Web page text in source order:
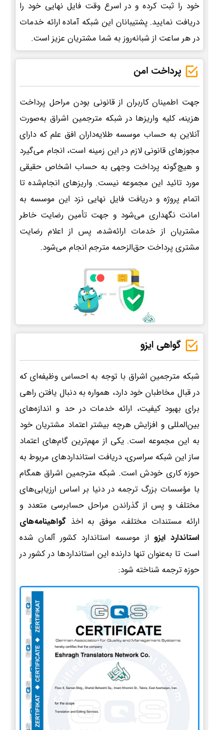
خود را ثبت کرده و در اسرع وقت فایل نهایی خود را
دریافت نمایید. پشتیبانان این شبکه آماده ارائه خدمات
در هر ساعت از شبانه‌روز به شما مشتریان عزیز است.
پرداخت امن
جهت اطمینان کاربران از قانونی بودن مراحل پرداخت
هزینه، کلیه واریزها در شبکه مترجمین اشراق به‌صورت
آنلاین به حساب موسسه طلایه‌داران افق علم که دارای
مجوزهای قانونی لازم در این زمینه است، انجام می‌گیرد
و هیچ‌گونه پرداخت وجهی به حساب اشخاص حقیقی
مورد تائید این مجموعه نیست. واریزهای انجام‌شده تا
اتمام پروژه و دریافت فایل نهایی نزد این موسسه به
امانت نگهداری می‌شود و جهت تأمین رضایت خاطر
مشتریان از خدمات ارائه‌شده، پس از اعلام رضایت
مشتری پرداخت حق‌الزحمه مترجم انجام می‌شود.
گواهی ایزو
شبکه مترجمین اشراق با توجه به احساس وظیفه‌ای که
در قبال مخاطبان خود دارد، همواره به دنبال یافتن راهی
برای بهبود کیفیت، ارائه خدمات در حد و اندازه‌های
بین‌المللی و افزایش هرچه بیشتر اعتماد مشتریان خود
به این مجموعه است. یکی از مهم‌ترین گام‌های اعتماد
ساز این شبکه سراسری، دریافت استانداردهای مربوط به
حوزه کاری خودش است. شبکه مترجمین اشراق همگام
با مؤسسات بزرگ ترجمه در دنیا بر اساس ارزیابی‌های
مختلف و پس از گذراندن مراحل حسابرسی متعدد و
ارائه مستندات مختلف، موفق به اخذ گواهینامه‌های
استاندارد ایزو از موسسه استاندارد کشور آلمان شده
است تا به‌عنوان تنها دارنده این استانداردها در کشور در
حوزه ترجمه شناخته شود: